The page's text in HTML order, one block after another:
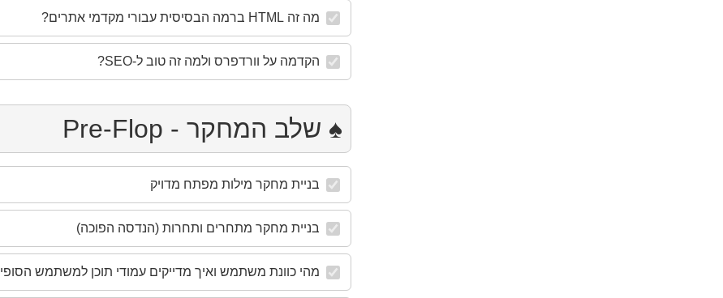
מה זה HTML ברמה הבסיסית עבורי מקדמי אתרים?
הקדמה על וורדפרס ולמה זה טוב ל-SEO?
♠️ שלב המחקר - Pre-Flop
בניית מחקר מילות מפתח מדויק
בניית מחקר מתחרים ותחרות (הנדסה הפוכה)
מהי כוונת משתמש ואיך מדייקים עמודי תוכן למשתמש הסופי